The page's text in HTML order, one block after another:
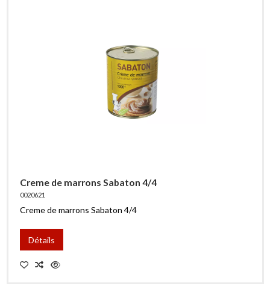
Creme de marrons Sabaton 4/4
0020621
Creme de marrons Sabaton 4/4
Détails